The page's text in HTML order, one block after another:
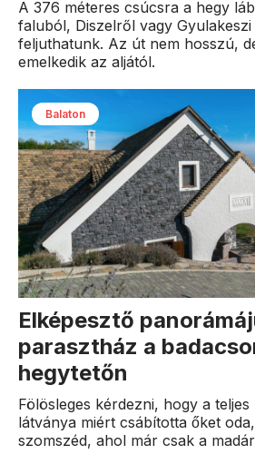
A 376 méteres csúcsra a hegy
faluból, Diszelről vagy Gyulakeszi
feljuthatunk. Az út nem hosszú,
emelkedik az aljától.
Balaton
Elképesztő
parasztház a
hegytetőn
Fölösleges kérdezni, hogy a
látványa miért csábította őket
szomszéd, ahol már csak a